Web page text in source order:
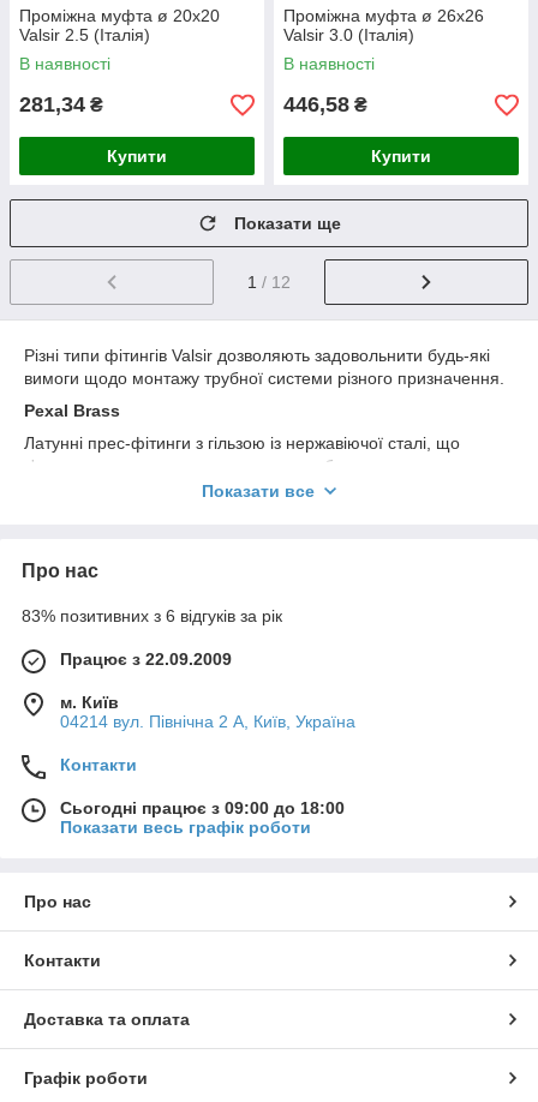
Проміжна муфта ø 20х20
Valsir 2.5 (Італія)
В наявності
281,34 ₴
Купити
Проміжна муфта ø 26х26
Valsir 3.0 (Італія)
В наявності
446,58 ₴
Купити
Показати ще
1 / 12
Різні типи фітингів Valsir дозволяють задовольнити будь-які
вимоги щодо монтажу трубної системи різного призначення.
Pexal Brass
Латунні прес-фітинги з гільзою із нержавіючої сталі, що
з'єднуються з металопластиковою трубою за допомогою
відповідного інструменту; гарантують цілісність та міцність
Прес фітинги із PPSU (полифенилсульфон). Техніка
Корпус виготовлений з технополімера PPSU і надає фітинга
Pexal Easy
Різьбові фітинги реалізовані повністю з технополімеру PPSU,
що надає фітингу виняткову антикорозійність. Завдяки
особливій геометрії та техніці монтажу, вони гарантують
більший на 30% прохід у порівнянні з традиційними прес та
різьбовими фітингами. Дані фітинги використовуються
виключно з трубами Pexal.
системою з'єднань з металопластиковою трубою. З'єднання
гарантується спеціальним обтискним кільцем розрізу, яке
утримує на штуцерах компресійного фітинга
Показати все
Про нас
83% позитивних з 6 відгуків за рік
Працює з 22.09.2009
м. Київ
04214 вул. Північна 2 А, Київ, Україна
Контакти
Сьогодні працює з 09:00 до 18:00
Показати весь графік роботи
Про нас
Контакти
Доставка та оплата
Графік роботи